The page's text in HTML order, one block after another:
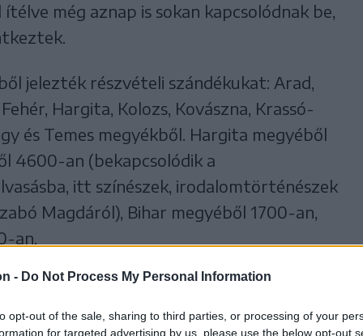
- Do Not Process My Personal Information
opt-out of the sale, sharing to third parties, or processing of your
for targeted advertising by us, please use the below opt-out
még aznap is sokan kapcsolódnak be,
jelezték részvételi szándékukat: Arad,
Hargita, Kolozs, Kovászna, Krassó-
és Temes megyékből. Hargita megyéből
4600-an (bekapcsolódik a
itt színészek, irodalomtörténészek
Magdáról), Bihar megyéből 1700-an,
an.
jelentkeztek a legtöbben, 2674-en,
1335-en, Gyergyó